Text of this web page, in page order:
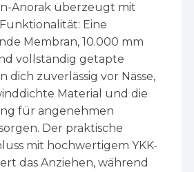
Anorak überzeugt mit
Eine
Membran, 10.000 mm
vollständig getapte
dich zuverlässig vor Nässe,
Material und die
für angenehmen
Der praktische
mit hochwertigem YKK-
das Anziehen, während